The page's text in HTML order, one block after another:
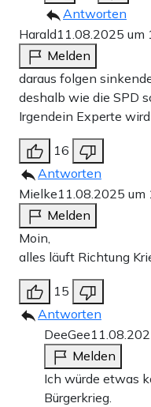
Antworten
Harald11.08.2025 um
Melden
daraus folgen
deshalb wie die SPD
Irgendein Experte
16
Antworten
Mielke11.08.2025 um
Melden
Moin,
alles läuft Richtung
15
Antworten
DeeGee
Melden
Ich würde etwas
Bürgerkrieg.